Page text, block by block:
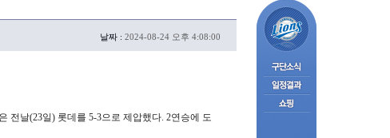
날짜 : 2024-08-24 오후 4:08:00
전날(23일) 롯데를 5-3으로 제압했다. 2연승에 도